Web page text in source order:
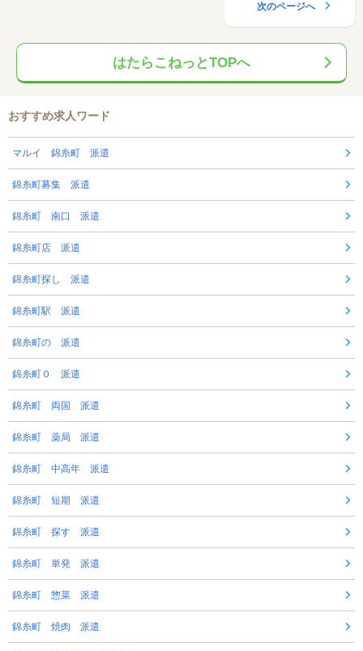
次のページへ
はたらこねっとTOPへ
おすすめ求人ワード
マルイ 錦糸町 派遣
錦糸町募集 派遣
錦糸町 南口 派遣
錦糸町店 派遣
錦糸町探し 派遣
錦糸町駅 派遣
錦糸町の 派遣
錦糸町０ 派遣
錦糸町 両国 派遣
錦糸町 薬局 派遣
錦糸町 中高年 派遣
錦糸町 短期 派遣
錦糸町 探す 派遣
錦糸町 単発 派遣
錦糸町 惣菜 派遣
錦糸町 焼肉 派遣